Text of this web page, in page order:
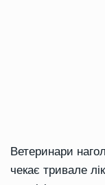
Ветеринари
чекає тривале